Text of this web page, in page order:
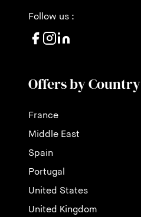
Follow us :
Offers by Country
France
Middle East
Spain
Portugal
United States
United Kingdom